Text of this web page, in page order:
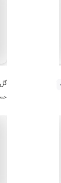
(23)